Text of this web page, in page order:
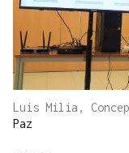
Luis Milia,
Paz